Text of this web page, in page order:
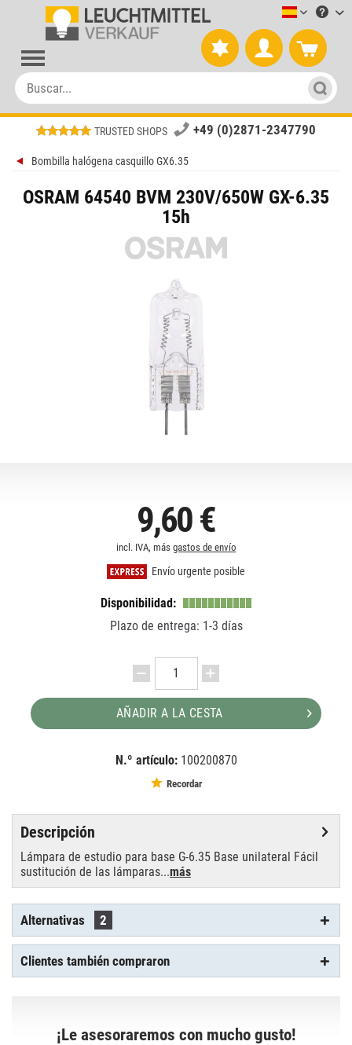
TRUSTED SHOPS +49 (0)2871-2347790
Bombilla halógena casquillo GX6.35
OSRAM 64540 BVM 230V/650W GX-6.35
15h
9,60 €
incl. IVA, más gastos de envío
Envío urgente posible
Disponibilidad:
Plazo de entrega: 1-3 días
AÑADIR A LA CESTA
N.º artículo: 100200870
Recordar
Descripción
Lámpara de estudio para base G-6.35 Base unilateral Fácil
sustitución de las lámparas...más
Alternativas 2
Clientes también compraron
¡Le asesoraremos con mucho gusto!